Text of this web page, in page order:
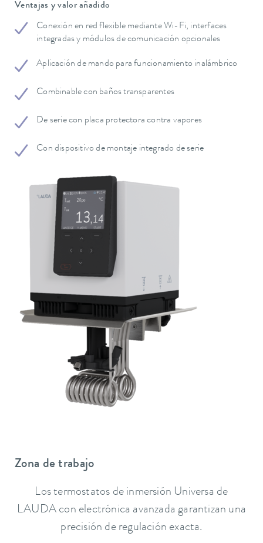
Ventajas y valor añadido
Conexión en red flexible mediante Wi-Fi, interfaces
integradas y módulos de comunicación opcionales
Aplicación de mando para funcionamiento inalámbrico
Combinable con baños transparentes
De serie con placa protectora contra vapores
Con dispositivo de montaje integrado de serie
Zona de trabajo
Los termostatos de inmersión Universa de
LAUDA con electrónica avanzada garantizan una
precisión de regulación exacta.